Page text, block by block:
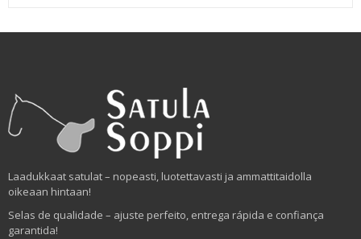
Laadukkaat satulat – nopeasti, luotettavasti ja ammattitaidolla
oikeaan hintaan!
Selas de qualidade – ajuste perfeito, entrega rápida e confiança
garantida!